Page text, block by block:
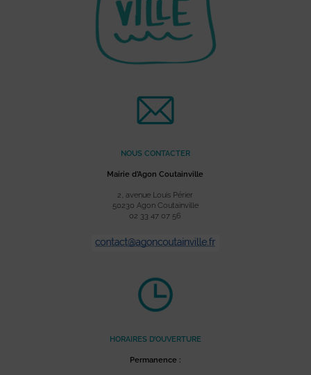
NOUS CONTACTER
Mairie d’Agon Coutainville
2, avenue Louis Périer
50230 Agon Coutainville
02 33 47 07 56
HORAIRES D’OUVERTURE
Permanence :